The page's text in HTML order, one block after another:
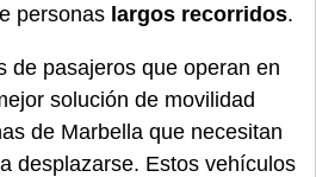
personas largos recorridos.
de pasajeros que operan en
solución de movilidad
de Marbella que necesitan
desplazarse. Estos vehículos